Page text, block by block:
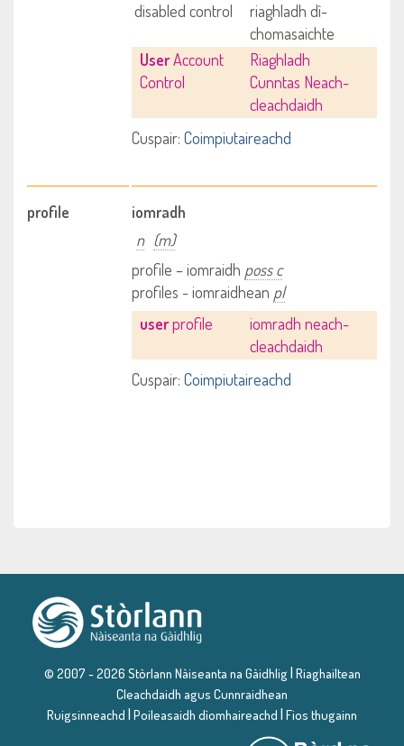
disabled control
riaghladh dì-
chomasaichte
UserAccount
Control
Riaghladh
Cunntas Neach-
cleachdaidh
Cuspair: Coimpiutaireachd
profile
iomradh
n (m)
profile – iomraidh poss c
profiles - iomraidhean pl
userprofile
iomradh neach-
cleachdaidh
Cuspair: Coimpiutaireachd
© 2007 - 2026 Stòrlann Nàiseanta na Gàidhlig | Riaghailtean
Cleachdaidh agus Cunnraidhean
Ruigsinneachd | Poileasaidh dìomhaireachd | Fios thugainn